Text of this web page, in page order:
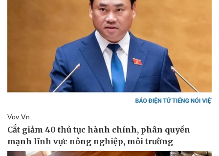
Lịch thi đấu bóng đá
Thế giới thể thao
Hậu trường
Ô tô - Xe máy
Ô tô
Xe máy
Tư vấn